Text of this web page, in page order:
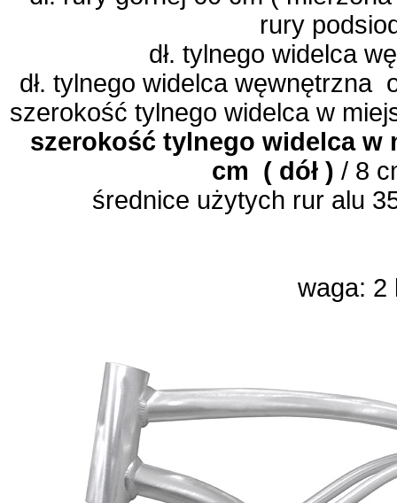
rury
dł. tylnego widelca
dł. tylnego widelca węwnętrzna
szerokość tylnego widelca w
szerokość tylnego widelca
cm ( dół ) / 8
średnice użytych rur alu
waga: 2